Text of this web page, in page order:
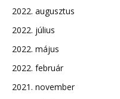
2022. augusztus
2022. július
2022. május
2022. február
2021. november